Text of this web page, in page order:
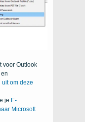
voor Outlook
om deze
je E-
Microsoft